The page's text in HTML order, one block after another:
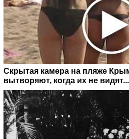
Скрытая камера на пляже
вытворяют, когда их не видят...